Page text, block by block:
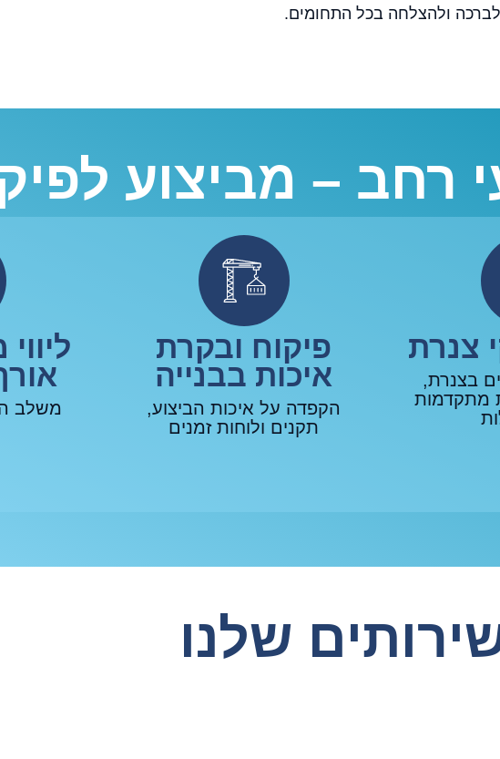
לברכה ולהצלחה בכל התחומים.
רחב – מביצוע
צנרת
בצנרת,
מתקדמות
פיקוח ובקרת
איכות בבנייה
הקפדה על איכות הביצוע,
תקנים ולוחות זמנים
משלב
שלנו